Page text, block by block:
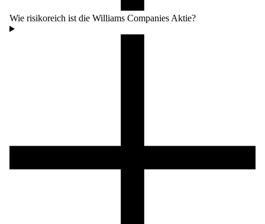
Wie risikoreich ist die Williams Companies Aktie?